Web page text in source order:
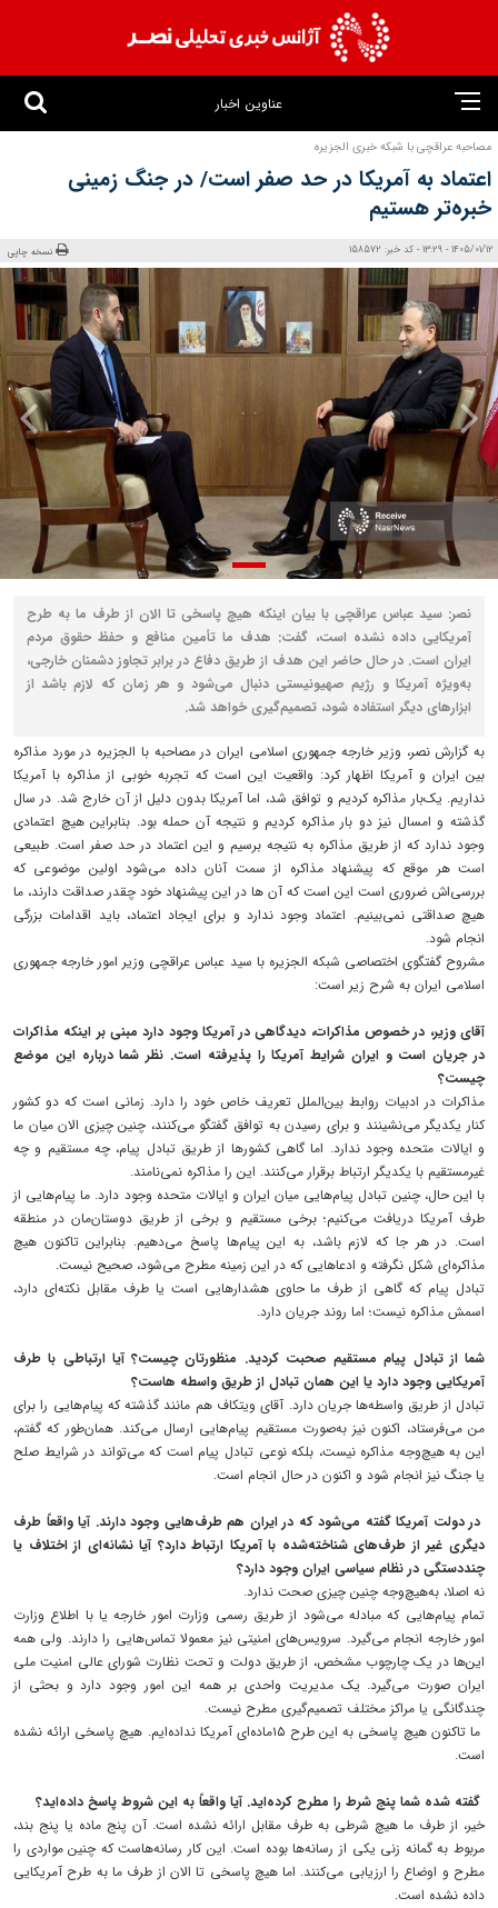
عناوین اخبار
مصاحبه عراقچی با شبکه خبری الجزیره
اعتماد به آمریکا در حد صفر است/ در جنگ زمینی
خبره‌تر هستیم
1405/01/12 - 13:29 - کد خبر: 158572 نسخه چاپی
نصر: سید عباس عراقچی با بیان اینکه هیچ پاسخی تا الان از طرف ما به طرح
آمریکایی داده نشده است، گفت: هدف ما تأمین منافع و حفظ حقوق مردم
ایران است. در حال حاضر این هدف از طریق دفاع در برابر تجاوز دشمنان خارجی،
به‌ویژه آمریکا و رژیم صهیونیستی دنبال می‌شود و هر زمان که لازم باشد از
ابزارهای دیگر استفاده شود، تصمیم‌گیری خواهد شد.
به گزارش نصر، وزیر خارجه جمهوری اسلامی ایران در مصاحبه با الجزیره در مورد مذاکره
بین ایران و آمریکا اظهار کرد: واقعیت این است که تجربه خوبی از مذاکره با آمریکا
نداریم. یک‌بار مذاکره کردیم و توافق شد، اما آمریکا بدون دلیل از آن خارج شد. در سال
گذشته و امسال نیز دو بار مذاکره کردیم و نتیجه آن حمله بود. بنابراین هیچ اعتمادی
وجود ندارد که از طریق مذاکره به نتیجه برسیم و این اعتماد در حد صفر است. طبیعی
است هر موقع که پیشنهاد مذاکره از سمت آنان داده می‌شود اولین موضوعی که
بررسی‌اش ضروری است این است که آن ها در این پیشنهاد خود چقدر صداقت دارند، ما
هیچ صداقتی نمی‌بینیم. اعتماد وجود ندارد و برای ایجاد اعتماد، باید اقدامات بزرگی
انجام شود.
مشروح گفتگوی اختصاصی شبکه الجزیره با سید عباس عراقچی وزیر امور خارجه جمهوری
اسلامی ایران به شرح زیر است:
آقای وزیر، در خصوص مذاکرات، دیدگاهی در آمریکا وجود دارد مبنی بر اینکه مذاکرات
در جریان است و ایران شرایط آمریکا را پذیرفته است. نظر شما درباره این موضع
چیست؟
مذاکرات در ادبیات روابط بین‌الملل تعریف خاص خود را دارد. زمانی است که دو کشور
کنار یکدیگر می‌نشینند و برای رسیدن به توافق گفتگو می‌کنند، چنین چیزی الان میان ما
و ایالات متحده وجود ندارد. اما گاهی کشورها از طریق تبادل پیام، چه مستقیم و چه
غیرمستقیم با یکدیگر ارتباط برقرار می‌کنند. این را مذاکره نمی‌نامند.
با این حال، چنین تبادل پیام‌هایی میان ایران و ایالات متحده وجود دارد. ما پیام‌هایی از
طرف آمریکا دریافت می‌کنیم؛ برخی مستقیم و برخی از طریق دوستان‌مان در منطقه
است. در هر جا که لازم باشد، به این پیام‌ها پاسخ می‌دهیم. بنابراین تاکنون هیچ
مذاکره‌ای شکل نگرفته و ادعاهایی که در این زمینه مطرح می‌شود، صحیح نیست.
تبادل پیام که گاهی از طرف ما حاوی هشدارهایی است یا طرف مقابل نکته‌ای دارد،
اسمش مذاکره نیست؛ اما روند جریان دارد.
شما از تبادل پیام مستقیم صحبت کردید. منظورتان چیست؟ آیا ارتباطی با طرف
آمریکایی وجود دارد یا این همان تبادل از طریق واسطه هاست؟
تبادل از طریق واسطه‌ها جریان دارد. آقای ویتکاف هم مانند گذشته که پیام‌هایی را برای
من می‌فرستاد، اکنون نیز به‌صورت مستقیم پیام‌هایی ارسال می‌کند. همان‌طور که گفتم،
این به هیچ‌وجه مذاکره نیست، بلکه نوعی تبادل پیام است که می‌تواند در شرایط صلح
یا جنگ نیز انجام شود و اکنون در حال انجام است.
در دولت آمریکا گفته می‌شود که در ایران هم طرف‌هایی وجود دارند. آیا واقعاً طرف
دیگری غیر از طرف‌های شناخته‌شده با آمریکا ارتباط دارد؟ آیا نشانه‌ای از اختلاف یا
چنددستگی در نظام سیاسی ایران وجود دارد؟
نه اصلا، به‌هیچ‌وجه چنین چیزی صحت ندارد.
تمام پیام‌هایی که مبادله می‌شود از طریق رسمی وزارت امور خارجه یا با اطلاع وزارت
امور خارجه انجام می‌گیرد. سرویس‌های امنیتی نیز معمولا تماس‌هایی را دارند. ولی همه
این‌ها در یک چارچوب مشخص، از طریق دولت و تحت نظارت شورای عالی امنیت ملی
ایران صورت می‌گیرد. یک مدیریت واحدی بر همه این امور وجود دارد و بحثی از
چندگانگی یا مراکز مختلف تصمیم‌گیری مطرح نیست.
ما تاکنون هیچ پاسخی به این طرح ۱۵‌ماده‌ای آمریکا نداده‌ایم. هیچ پاسخی ارائه نشده
است.
گفته شده شما پنج شرط را مطرح کرده‌اید. آیا واقعاً به این شروط پاسخ داده‌اید؟
خیر، از طرف ما هیچ شرطی به طرف مقابل ارائه نشده است. آن پنج ماده یا پنج بند،
مربوط به گمانه زنی یکی از رسانه‌ها بوده است. این کار رسانه‌هاست که چنین مواردی را
مطرح و اوضاع را ارزیابی می‌کنند. اما هیچ پاسخی تا الان از طرف ما به طرح آمریکایی
داده نشده است.